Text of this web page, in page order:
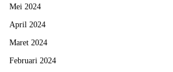
Mei 2024
April 2024
Maret 2024
Februari 2024